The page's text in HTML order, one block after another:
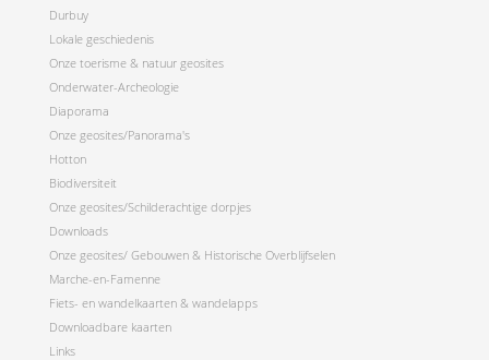
Durbuy
Lokale geschiedenis
Onze toerisme & natuur geosites
Onderwater-Archeologie
Diaporama
Onze geosites/Panorama's
Hotton
Biodiversiteit
Onze geosites/Schilderachtige dorpjes
Downloads
Onze geosites/ Gebouwen & Historische Overblijfselen
Marche-en-Famenne
Fiets- en wandelkaarten & wandelapps
Downloadbare kaarten
Links